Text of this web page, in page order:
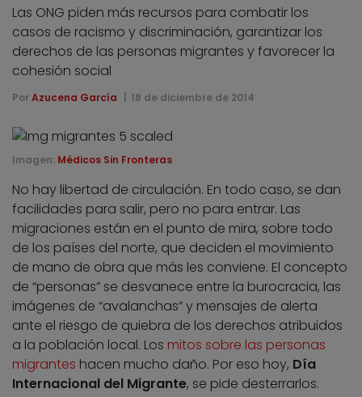
Las ONG piden más recursos para combatir los
casos de racismo y discriminación, garantizar los
derechos de las personas migrantes y favorecer la
cohesión social
Por Azucena García 18 de diciembre de 2014
Imagen: Médicos Sin Fronteras
No hay libertad de circulación. En todo caso, se dan
facilidades para salir, pero no para entrar. Las
migraciones están en el punto de mira, sobre todo
de los países del norte, que deciden el movimiento
de mano de obra que más les conviene. El concepto
de “personas” se desvanece entre la burocracia, las
imágenes de “avalanchas” y mensajes de alerta
ante el riesgo de quiebra de los derechos atribuidos
a la población local. Los mitos sobre las personas
migrantes hacen mucho daño. Por eso hoy, Día
Internacional del Migrante, se pide desterrarlos.